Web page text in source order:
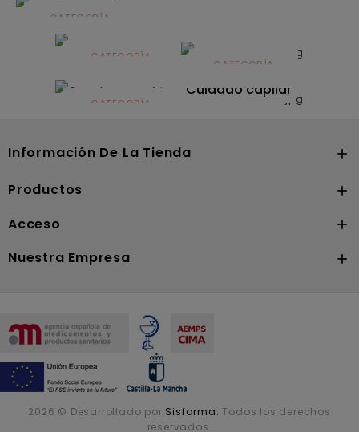
CATEGORÍA
Alimentación
infantilCATEGORÍA
Dermocosmética
CATEGORÍA
Solares
CATEGORÍA
Cuidado capilar
Información De La Tienda 
Productos 
Acceso 
Nuestra Empresa 
2026 © Desarrollado por Sisfarma. Todos los derechos
reservados.